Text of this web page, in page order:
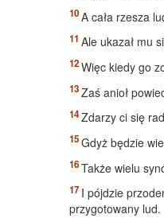
A cała rzesza
Ale ukazał mu
Więc kiedy go
Zaś anioł
Zdarzy ci się
Gdyż będzie
Także wielu
I pójdzie
przygotowany lud.